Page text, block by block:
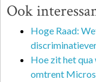
Ook
Hoge Raad:
Hoe zit het
omtrent